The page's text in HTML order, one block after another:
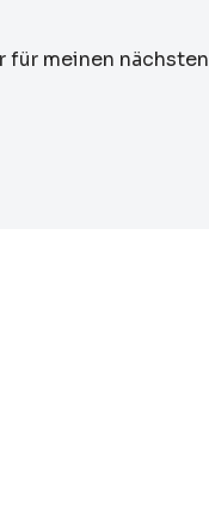
für meinen nächsten